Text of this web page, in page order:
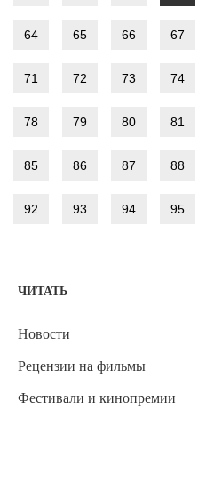
64 65 66 67
71 72 73 74
78 79 80 81
85 86 87 88
92 93 94 95
ЧИТАТЬ
Новости
Рецензии на фильмы
Фестивали и кинопремии